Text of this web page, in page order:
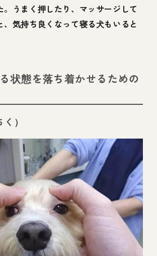
。うまく押したり、マッサージして
、気持ち良くなって寝る犬もいると
状態を落ち着かせるための
）